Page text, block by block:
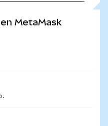
MetaMask